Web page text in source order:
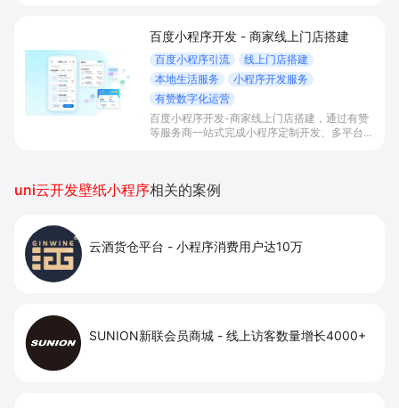
实现低成本获客、提升复购与业绩增长。
百度小程序开发 - 商家线上门店搭建
百度小程序引流
线上门店搭建
本地生活服务
小程序开发服务
有赞数字化运营
百度小程序开发-商家线上门店搭建，通过有赞
等服务商一站式完成小程序定制开发、多平台联
uni云开发壁纸小程序相关的案例
云酒货仓平台 - 小程序消费用户达10万
SUNION新联会员商城 - 线上访客数量增长4000+